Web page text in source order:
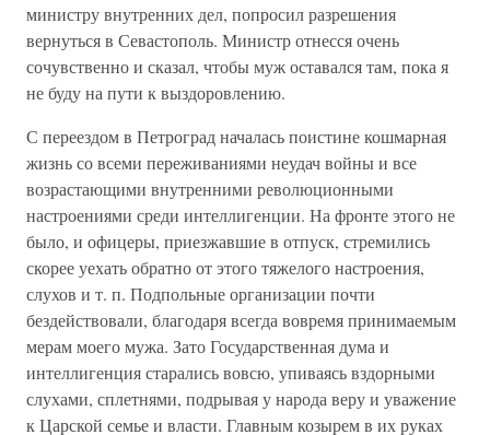
министру внутренних дел, попросил разрешения
вернуться в Севастополь. Министр отнесся очень
сочувственно и сказал, чтобы муж оставался там, пока я
не буду на пути к выздоровлению.
С переездом в Петроград началась поистине кошмарная
жизнь со всеми переживаниями неудач войны и все
возрастающими внутренними революционными
настроениями среди интеллигенции. На фронте этого не
было, и офицеры, приезжавшие в отпуск, стремились
скорее уехать обратно от этого тяжелого настроения,
слухов и т. п. Подпольные организации почти
бездействовали, благодаря всегда вовремя принимаемым
мерам моего мужа. Зато Государственная дума и
интеллигенция старались вовсю, упиваясь вздорными
слухами, сплетнями, подрывая у народа веру и уважение
к Царской семье и власти. Главным козырем в их руках